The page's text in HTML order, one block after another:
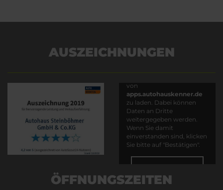
AUSZEICHNUNGEN
von
apps.autohauskenner.de
zu laden. Dabei können
Daten an Dritte
weitergegeben werden.
Wenn Sie damit
einverstanden sind, klicken
Sie bitte auf "Bestätigen".
ÖFFNUNGSZEITEN